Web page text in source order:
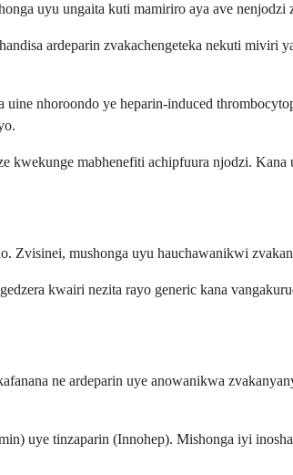
uyu ungaita kuti mamiriro aya ave nenjodzi
ardeparin zvakachengeteka nekuti
nhoroondo ye heparin-induced
kwekunge mabhenefiti achipfuura njodzi.
Zvisinei, mushonga uyu hauchawanikwi
kwairi nezita rayo generic kana
ne ardeparin uye anowanikwa
uye tinzaparin (Innohep). Mishonga iyi